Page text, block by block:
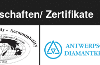
Zertifikate